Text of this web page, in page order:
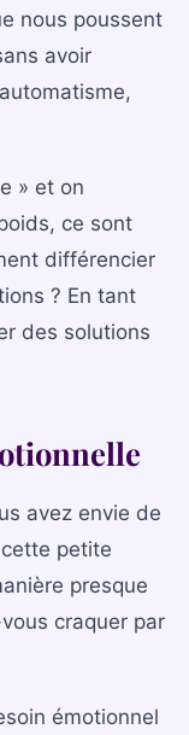
nous poussent
avoir
» et on
ce sont
différencier
? En tant
des solutions
avez envie de
petite
presque
craquer par
émotionnel